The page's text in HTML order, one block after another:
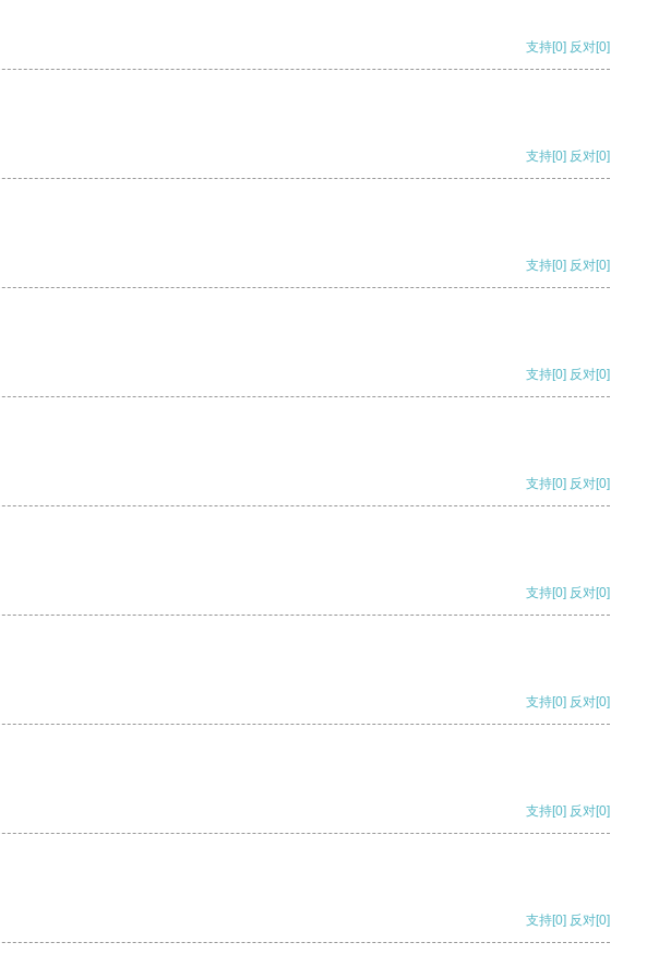
支持[0] 反对[0]
支持[0] 反对[0]
支持[0] 反对[0]
支持[0] 反对[0]
支持[0] 反对[0]
支持[0] 反对[0]
支持[0] 反对[0]
支持[0] 反对[0]
支持[0] 反对[0]